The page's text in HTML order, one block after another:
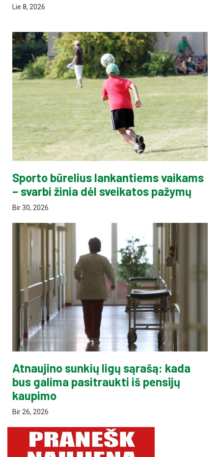
Lie 8, 2026
Sporto būrelius lankantiems vaikams
– svarbi žinia dėl sveikatos pažymų
Bir 30, 2026
Atnaujino sunkių ligų sąrašą: kada
bus galima pasitraukti iš pensijų
kaupimo
Bir 26, 2026